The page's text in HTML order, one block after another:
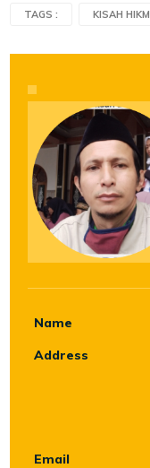
TAGS : KISAH
Name
Address
Email